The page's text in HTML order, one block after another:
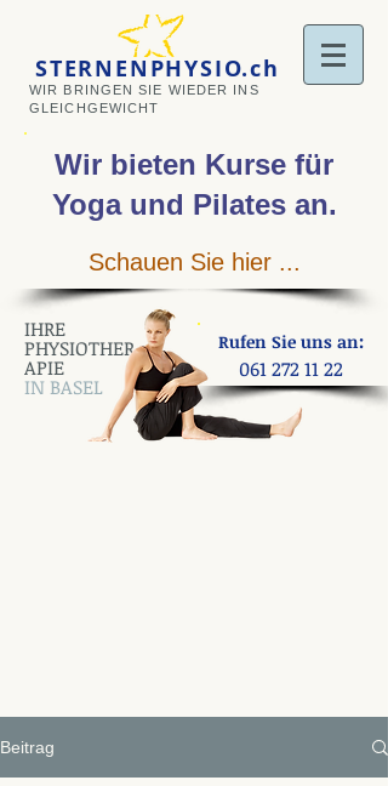
STERNENPHYSIO.ch
WIR BRINGEN SIE WIEDER INS
GLEICHGEWICHT
Wir bieten Kurse für
Yoga und Pilates an.
Schauen Sie hier ...
IHRE
PHYSIOTHER
APIE
IN BASEL
Rufen Sie uns an:
061 272 11 22
Beitrag